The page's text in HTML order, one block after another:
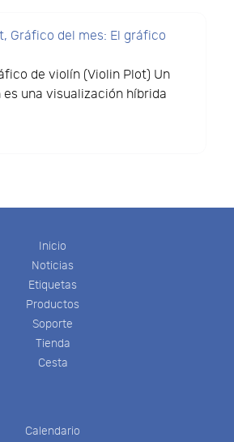
Gráfico del mes: El gráfico
de violín (Violin Plot) Un
una visualización híbrida
Inicio
Noticias
Etiquetas
Productos
Soporte
Tienda
Cesta
Calendario